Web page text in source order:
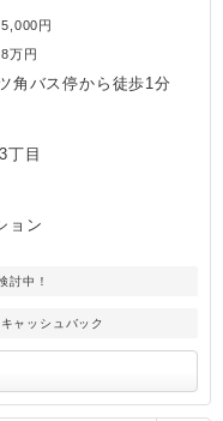
5,000円
万円
角バス停から徒歩1分
丁目
ョン
討中！
キャッシュバック